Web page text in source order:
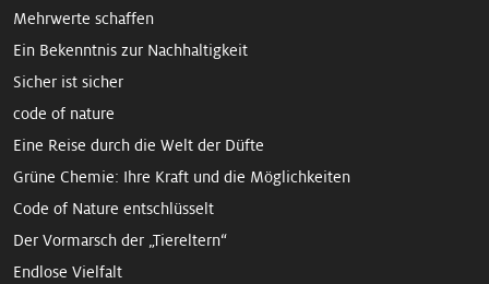
Mehrwerte schaffen
Ein Bekennt­nis zur Nach­haltigkeit
Sicher ist sicher
code of nature
Eine Reise durch die Welt der Düfte
Grüne Chemie: Ihre Kraft und die Möglichkeiten
Code of Nature entschlüsselt
Der Vormarsch der „Tiereltern“
Endlose Vielfalt